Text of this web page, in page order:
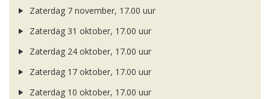
Zaterdag 7 november, 17.00 uur
Zaterdag 31 oktober, 17.00 uur
Zaterdag 24 oktober, 17.00 uur
Zaterdag 17 oktober, 17.00 uur
Zaterdag 10 oktober, 17.00 uur